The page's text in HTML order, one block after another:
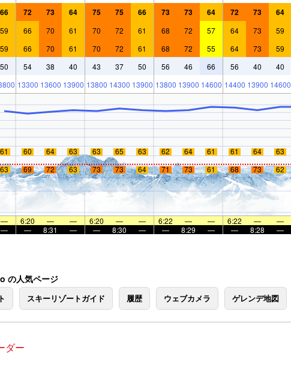
66 72 73 64 75 75 66 73 73 64 72 73 64
59 66 70 61 70 72 61 68 72 57 64 73 59
59
66 70 61 70 72 61 68 72 55 64 73 59
50
54 38 40 43 37 50 56 46 66 56 40 40
13300 13600 13900 13800 14300 13900 13800 13900 14600 14400 13900 14600
61 60 64 63 63 65 63 62 64 61 61 64 63
63
69 72 63 73 73 64 71 73 61 68 73 62
— 6:20 — — 6:20 — — 6:22 — — 6:22 — —
—
— 8:31 — — 8:30 — — 8:29 — — 8:28 —
の人気ページ
スキーリゾートガイド 履歴 ウェブカメラ ゲレンデ地図
ダー